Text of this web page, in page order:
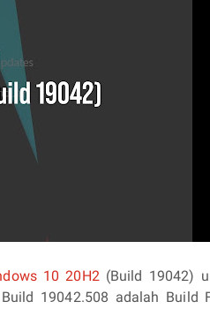
10 20H2(Build 19042)
19042.508 adalah Build